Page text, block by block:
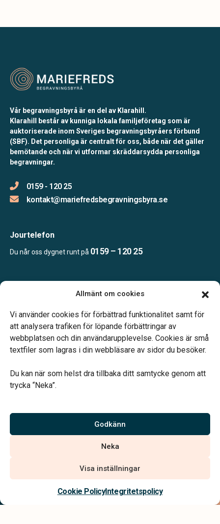
Allmänt om cookies
Vi använder cookies för förbättrad funktionalitet samt för
att analysera trafiken för löpande förbättringar av
webbplatsen och din användarupplevelse. Cookies är små
textfiler som lagras i din webbläsare av sidor du besöker.
Du kan när som helst dra tillbaka ditt samtycke genom att
trycka “Neka”.
Godkänn
Neka
Visa inställningar
Cookie PolicyIntegritetspolicy
Kontakta oss
Vår begravningsbyrå är en del av Klarahill.
Klarahill består av kunniga lokala familjeföretag som är
auktoriserade inom Sveriges begravningsbyråers förbund
(SBF). Det personliga är centralt för oss, både när det gäller
bemötande och när vi utformar skräddarsydda personliga
begravningar.
0159 - 120 25
kontakt@mariefredsbegravningsbyra.se
Jourtelefon
Du når oss dygnet runt på 0159 – 120 25
Annan tid efter överenskommelse.
Telefonjour dygnet runt.
Vi är auktoriserade av Sveriges Begravningsbyråers Förbund och
har högt ställda krav på utbildning, kvalitet, miljö och arbetsmiljö.